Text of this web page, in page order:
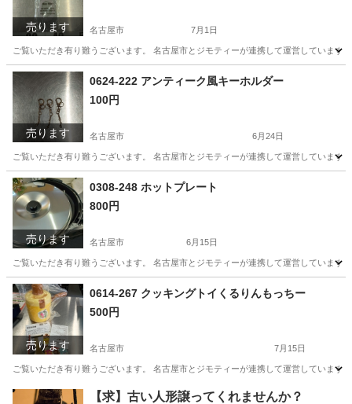
売ります 名古屋市 7月1日
ご覧いただき有り難うございます。 名古屋市とジモティーが連携して運営してい
愛知 名古屋市
売ります
0624-222 アンティーク風キーホルダー
100円
名古屋市 6月24日
ご覧いただき有り難うございます。 名古屋市とジモティーが連携して運営してい
愛知 名古屋市 リユース
売ります
0308-248 ホットプレート
800円
名古屋市 6月15日
ご覧いただき有り難うございます。 名古屋市とジモティーが連携して運営してい
愛知 名古屋市 リユース
売ります
0614-267 クッキングトイくるりんもっちー
500円
名古屋市 7月15日
ご覧いただき有り難うございます。 名古屋市とジモティーが連携して運営してい
愛知 名古屋市 おもちゃ クッキングトイ
【求】古い人形譲ってくれませんか？